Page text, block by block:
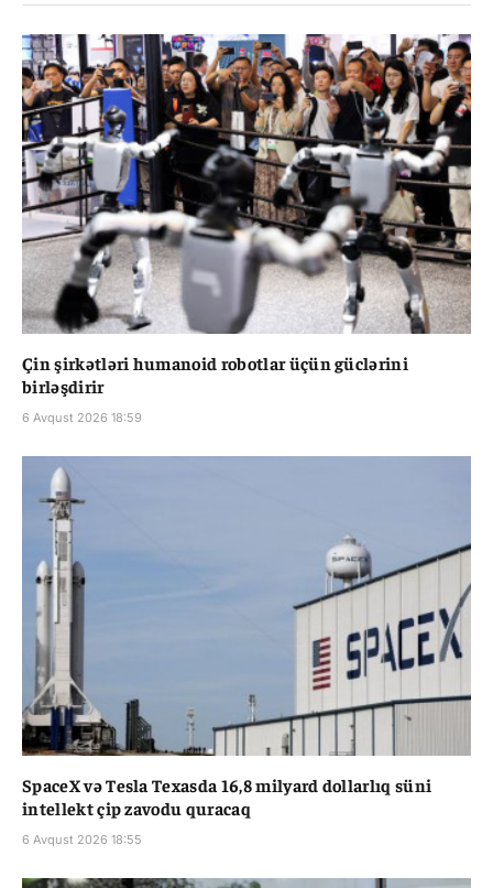
Çin şirkətləri humanoid robotlar üçün güclərini
birləşdirir
6 Avqust 2026 18:59
SpaceX və Tesla Texasda 16,8 milyard dollarlıq süni
intellekt çip zavodu quracaq
6 Avqust 2026 18:55